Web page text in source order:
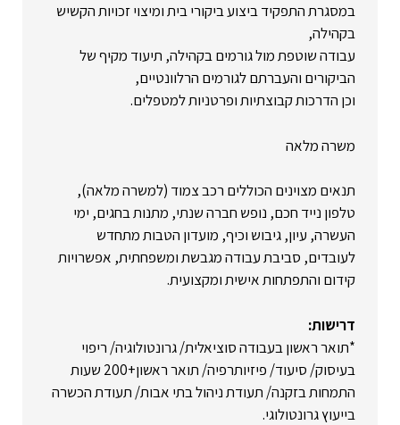
במסגרת התפקיד ביצוע ביקורי בית ומיצוי זכויות הקשיש
בקהילה,
עבודה שוטפת מול גורמים בקהילה, תיעוד מקיף של
הביקורים והעברתם לגורמים הרלוונטיים,
וכן הדרכות קבוצתיות ופרטניות למטפלים.
משרה מלאה
תנאים מצוינים הכוללים רכב צמוד (למשרה מלאה),
טלפון נייד חכם, נופש חברה שנתי, מתנות בחגים, ימי
העשרה, עיון, גיבוש וכיף, מועדון הטבות מתחדש
לעובדים, סביבת עבודה מגבשת ומשפחתית, אפשרויות
קידום והתפתחות אישית ומקצועית.
דרישות:
*תואר ראשון בעבודה סוציאלית/ גרונטולוגיה/ ריפוי
בעיסוק/ סיעוד/ פיזיותרפיה/ תואר ראשון+200 שעות
התמחות בזקנה/ תעודת ניהול בתי אבות/ תעודת הכשרה
בייעוץ גרונטולוגי.